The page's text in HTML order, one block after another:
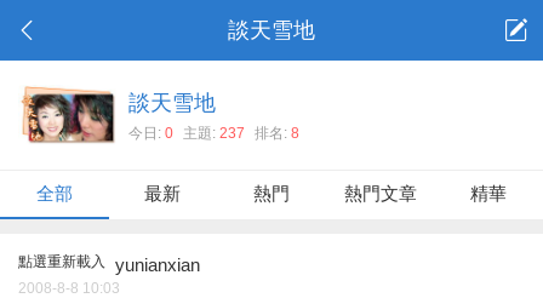
談天雪地
談天雪地
今日:0 主題:237 排名:8
全部 最新 熱門 熱門文章 精華
點選重新載入 yunianxian
2008-8-8 10:03